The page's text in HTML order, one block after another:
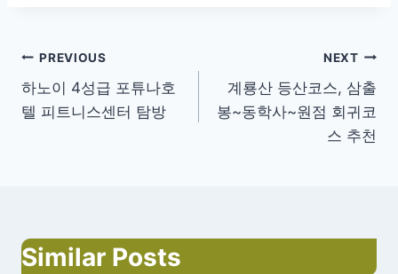
글
내
션
PREVIOUS
하노이 4성급 포튜나호
텔 피트니스센터 탐방
NEXT
계룡산 등산코스, 삼출
봉~동학사~원점 회귀코
스 추천
Similar Posts